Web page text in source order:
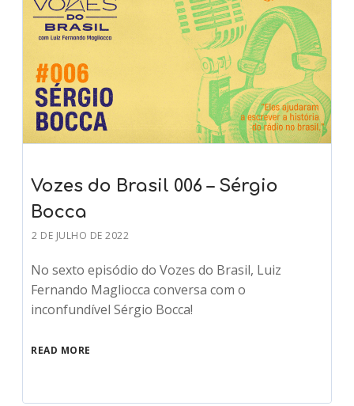
Vozes do Brasil 006 – Sérgio
Bocca
2 DE JULHO DE 2022
No sexto episódio do Vozes do Brasil, Luiz
Fernando Magliocca conversa com o
inconfundível Sérgio Bocca!
READ MORE